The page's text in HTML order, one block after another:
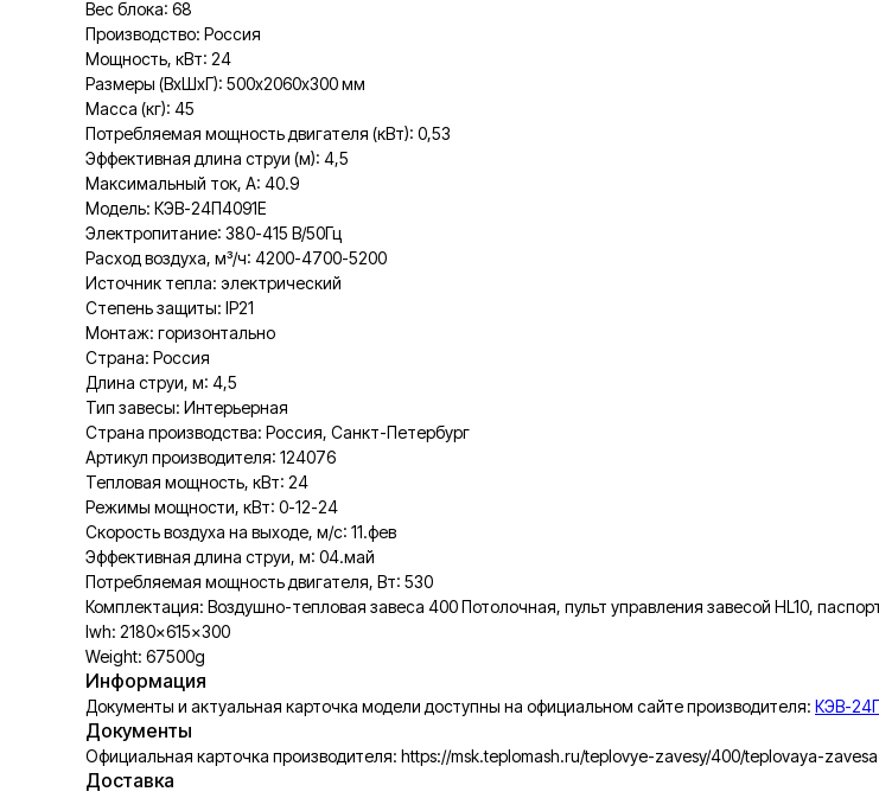
Вес блока: 68
Производство: Россия
Мощность, кВт: 24
Размеры (ВхШхГ): 500х2060х300 мм
Масса (кг): 45
Потребляемая мощность двигателя (кВт): 0,53
Эффективная длина струи (м): 4,5
Максимальный ток, А: 40.9
Модель: КЭВ-24П4091Е
Электропитание: 380-415 В/50Гц
Расход воздуха, м³/ч: 4200-4700-5200
Источник тепла: электрический
Степень защиты: IP21
Монтаж: горизонтально
Страна: Россия
Длина струи, м: 4,5
Тип завесы: Интерьерная
Страна производства: Россия, Санкт-Петербург
Артикул производителя: 124076
Тепловая мощность, кВт: 24
Режимы мощности, кВт: 0-12-24
Скорость воздуха на выходе, м/с: 11.фев
Эффективная длина струи, м: 04.май
Потребляемая мощность двигателя, Вт: 530
Комплектация: Воздушно-тепловая завеса 400 Потолочная, пульт управления завесой HL10,
lwh: 2180x615x300
Weight: 67500g
Информация
Документы и актуальная карточка модели доступны на официальном сайте производителя: КЭВ-
Документы
Официальная карточка производителя: https://msk.teplomash.ru/teplovye-zavesy/400/teplovaya-
Доставка